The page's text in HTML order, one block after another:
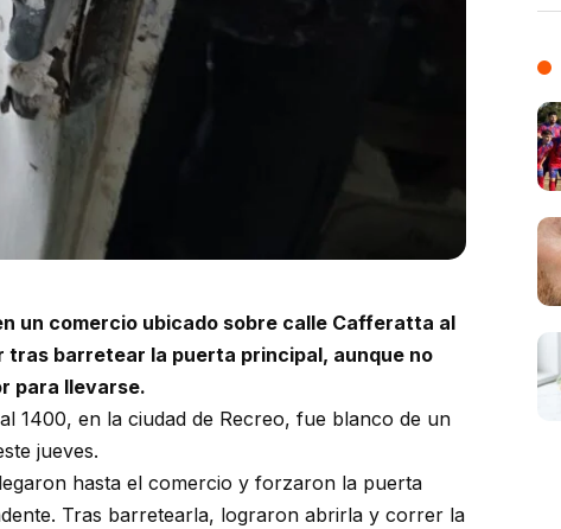
un comercio ubicado sobre calle Cafferatta al
tras barretear la puerta principal, aunque no
para llevarse.
1400, en la ciudad de Recreo, fue blanco de un
jueves.
hasta el comercio y forzaron la puerta
Tras barretearla, lograron abrirla y correr la